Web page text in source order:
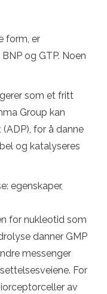
form, er
og GTP. Noen
som et fritt
Group kan
for å danne
og katalyseres
egenskaper,
for nukleotid som
danner GMP
messenger
For
av